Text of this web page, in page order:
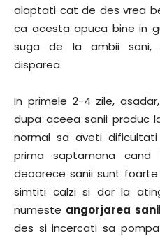
alaptati cat de des vrea
ca acesta apuca bine in
suga de la ambii sani,
disparea.
In primele 2-4 zile,
dupa aceea sanii produc
normal sa aveti
prima saptamana
deoarece sanii sunt
simtiti calzi si dor la
numeste angorjarea
des si incercati sa